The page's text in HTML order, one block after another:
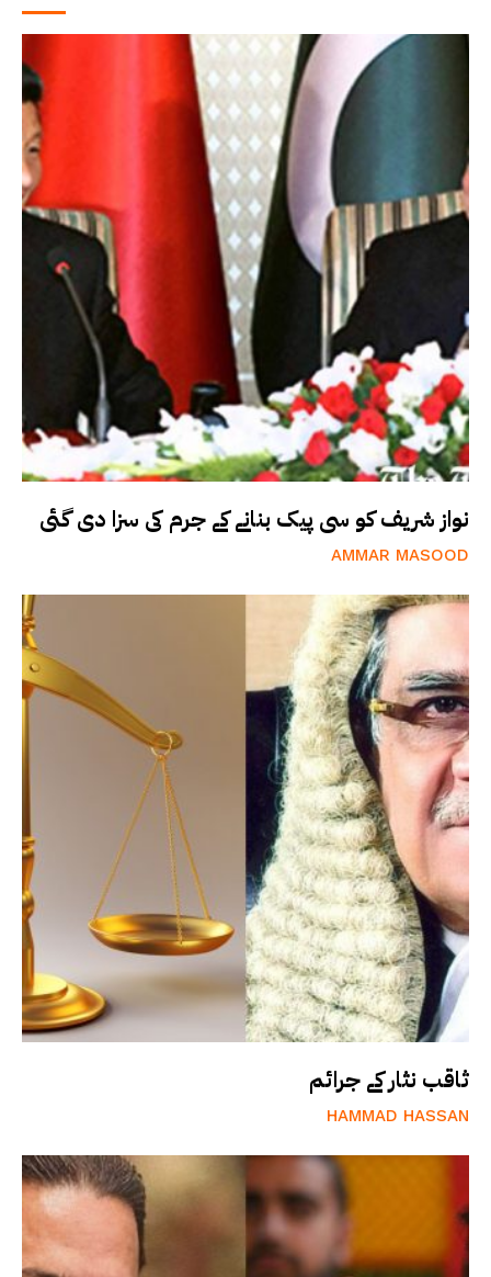
نواز شریف کو سی پیک بنانے کے جرم کی سزا دی گئی
AMMAR MASOOD
ثاقب نثار کے جرائم
HAMMAD HASSAN